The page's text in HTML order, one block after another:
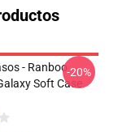
- Ranboo
Soft Case
-20%